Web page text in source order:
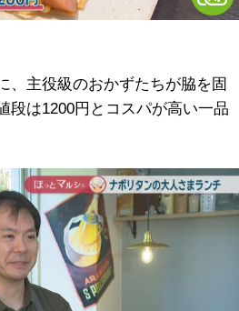
主役級のおかずたちが脇を固
段は1200円とコスパが高い一品